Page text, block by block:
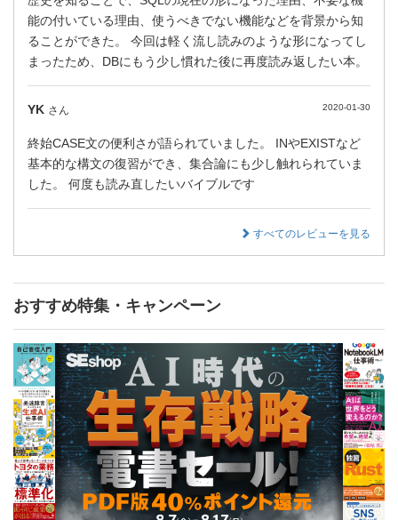
能の付いている理由、使うべきでない機能などを背景から知
ることができた。 今回は軽く流し読みのような形になってし
まったため、DBにもう少し慣れた後に再度読み返したい本。
YK さん 2020-01-30
終始CASE文の便利さが語られていました。 INやEXISTなど
基本的な構文の復習ができ、集合論にも少し触れられていま
した。 何度も読み直したいバイブルです
すべてのレビューを見る
おすすめ特集・キャンペーン